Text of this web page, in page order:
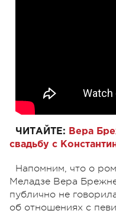
ЧИТАЙТЕ: Вера
свадьбу с
Напомним, что о
Меладзе Вера
публично не
об отношениях с